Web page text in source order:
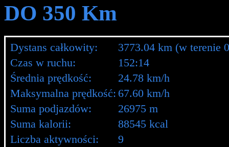
DO 350 Km
Dystans całkowity:
3773.04 km (w terenie
Czas w ruchu:
152:14
Średnia prędkość:
24.78 km/h
Maksymalna prędkość: 67.60 km/h
Suma podjazdów:
26975 m
Suma kalorii:
88545 kcal
Liczba aktywności:
9